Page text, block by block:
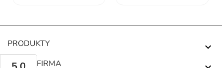
PRODUKTY 
NASZA FIRMA